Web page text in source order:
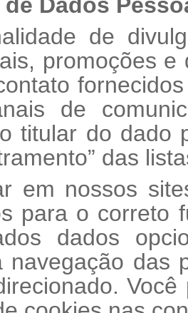
de
promoções
de
titular do dado
das
em nossos
para o correto
dados
navegação das